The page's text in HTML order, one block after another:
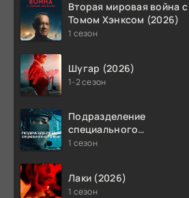
Вторая мировая война с
Томом Хэнксом (2026)
1 сезон
Шугар (2026)
1-2 сезон
Подразделение
специального
назначения (2026)
1 сезон
Лаки (2026)
1 сезон